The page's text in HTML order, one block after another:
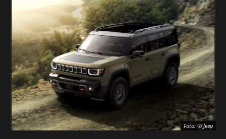
Foto: © Jeep